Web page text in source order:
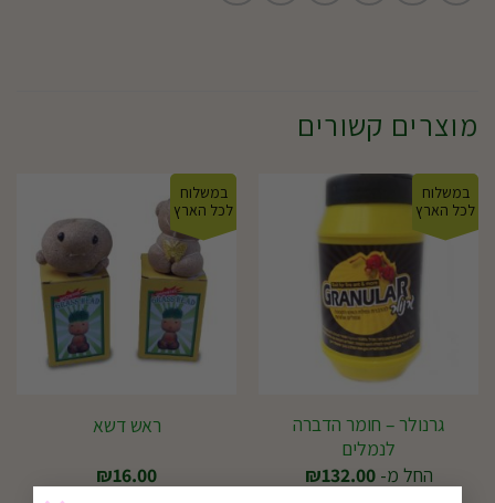
מוצרים קשורים
במשלוח
לכל הארץ
גרנולר – חומר הדברה
לנמלים
החל מ-
₪132.00
במשלוח
לכל הארץ
ראש דשא
₪16.00